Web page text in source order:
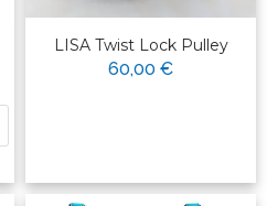
LISA Twist Lock Pulley
60,00 €